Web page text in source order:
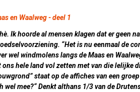
en Waalweg - deel 1
Ik hoorde al mensen klagen dat er geen
“Het is nu eenmaal de
wel windmolens langs de Maas en
onshele land volzetten met van die lelijke
staat op de affiches van een
mee?“ Denkt althans 1/3 van de